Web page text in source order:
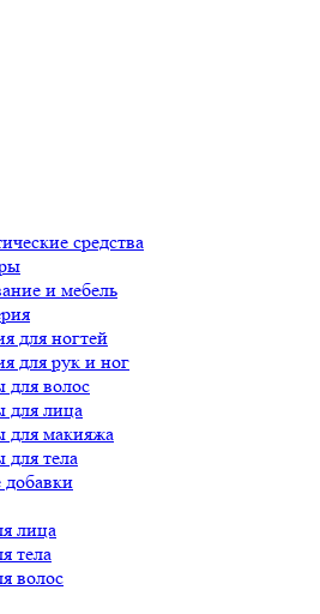
средства
и мебель
для ногтей
для рук и ног
для волос
для лица
для макияжа
тела
лица
тела
волос